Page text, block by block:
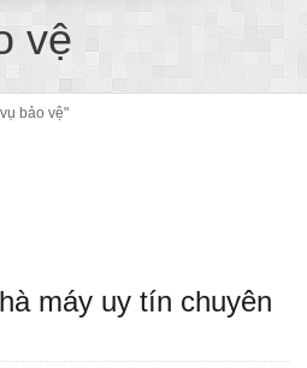
vệ
bảo vệ"
máy uy tín chuyên